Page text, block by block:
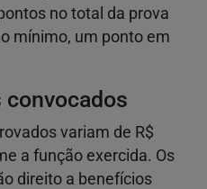
no total da prova
mínimo, um ponto em
convocados
variam de R$
a função exercida. Os
direito a benefícios